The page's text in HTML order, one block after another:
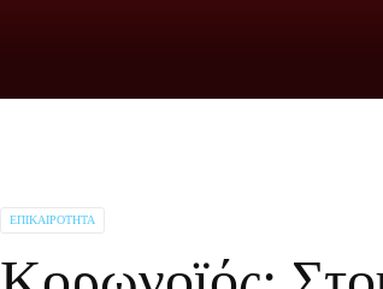
ΕΠΙΚΑΙΡΌΤΗΤΑ